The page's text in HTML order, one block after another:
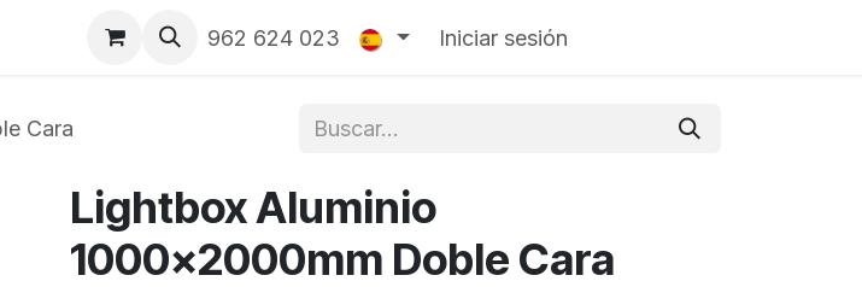
Tienda Preguntas frecuentes
962 624 023 Iniciar sesión
Cara
Lightbox Aluminio
1000x2000mm Doble Cara